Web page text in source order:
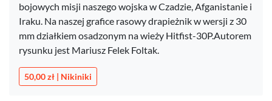
bojowych misji naszego wojska w Czadzie, Afganistanie i
Iraku. Na naszej grafice rasowy drapieżnik w wersji z 30
mm działkiem osadzonym na wieży Hitfist-30P.Autorem
rysunku jest Mariusz Felek Foltak.
50,00 zł | Nikiniki